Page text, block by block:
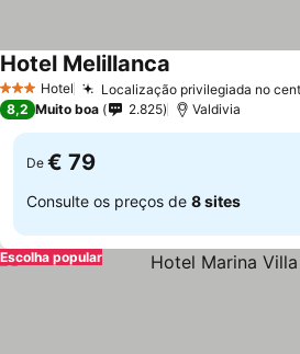
3 EstrelasHotel Localização privilegiada no
Hotel Melillanca
8,2 Muito boa 2.825 Valdivia
De € 79
Consulte os preços de 8 sites
Escolha popular